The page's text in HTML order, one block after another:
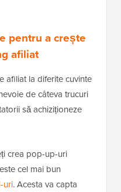
pentru a crește
afiliat
afiliat la diferite cuvinte
de câteva trucuri
să achiziționeze
crea pop-up-uri
cel mai bun
uri. Acesta va capta